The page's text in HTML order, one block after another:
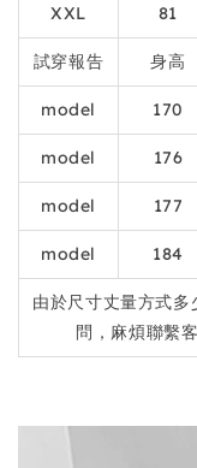
XXL 81
試穿報告 身高
model 170
model 176
model 177
model 184
由於尺寸丈量方式
問，麻煩聯繫